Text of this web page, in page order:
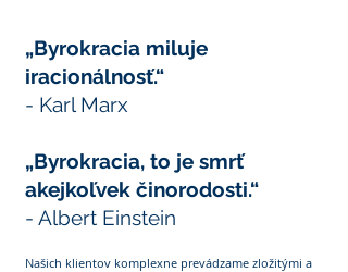
„Byrokracia miluje
iracionálnosť.“
- Karl Marx
„Byrokracia, to je smrť
akejkoľvek činorodosti.“
- Albert Einstein
Našich klientov komplexne prevádzame zložitými a